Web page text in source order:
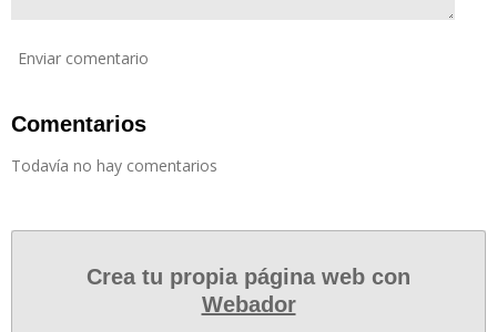
Enviar comentario
Comentarios
Todavía no hay comentarios
Crea tu propia página web con
Webador